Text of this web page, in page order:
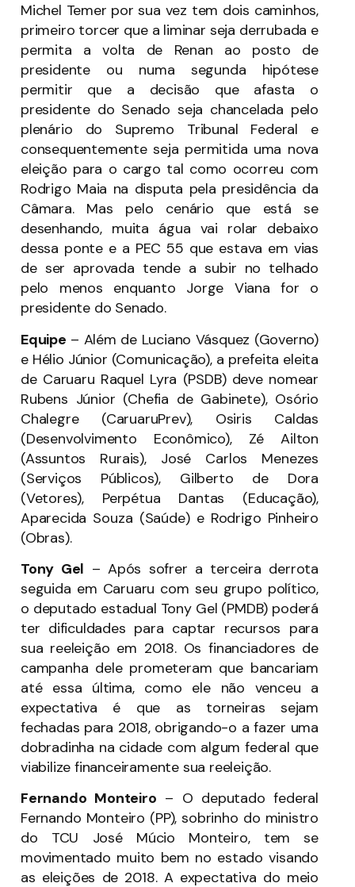
Michel Temer por sua vez tem dois caminhos,
primeiro torcer que a liminar seja derrubada e
permita a volta de Renan ao posto de
presidente ou numa segunda hipótese
permitir que a decisão que afasta o
presidente do Senado seja chancelada pelo
plenário do Supremo Tribunal Federal e
consequentemente seja permitida uma nova
eleição para o cargo tal como ocorreu com
Rodrigo Maia na disputa pela presidência da
Câmara. Mas pelo cenário que está se
desenhando, muita água vai rolar debaixo
dessa ponte e a PEC 55 que estava em vias
de ser aprovada tende a subir no telhado
pelo menos enquanto Jorge Viana for o
presidente do Senado.
Equipe – Além de Luciano Vásquez (Governo)
e Hélio Júnior (Comunicação), a prefeita eleita
de Caruaru Raquel Lyra (PSDB) deve nomear
Rubens Júnior (Chefia de Gabinete), Osório
Chalegre (CaruaruPrev), Osiris Caldas
(Desenvolvimento Econômico), Zé Ailton
(Assuntos Rurais), José Carlos Menezes
(Serviços Públicos), Gilberto de Dora
(Vetores), Perpétua Dantas (Educação),
Aparecida Souza (Saúde) e Rodrigo Pinheiro
(Obras).
Tony Gel – Após sofrer a terceira derrota
seguida em Caruaru com seu grupo político,
o deputado estadual Tony Gel (PMDB) poderá
ter dificuldades para captar recursos para
sua reeleição em 2018. Os financiadores de
campanha dele prometeram que bancariam
até essa última, como ele não venceu a
expectativa é que as torneiras sejam
fechadas para 2018, obrigando-o a fazer uma
dobradinha na cidade com algum federal que
viabilize financeiramente sua reeleição.
Fernando Monteiro – O deputado federal
Fernando Monteiro (PP), sobrinho do ministro
do TCU José Múcio Monteiro, tem se
movimentado muito bem no estado visando
as eleições de 2018. A expectativa do meio